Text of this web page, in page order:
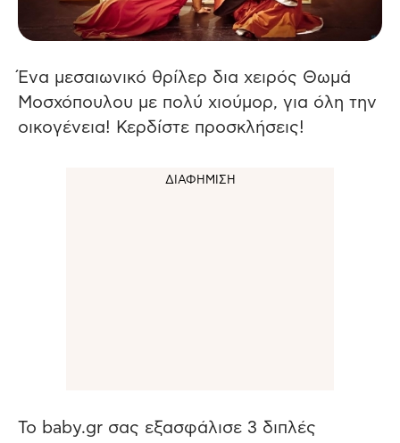
Ένα μεσαιωνικό θρίλερ δια χειρός Θωμά
Μοσχόπουλου με πολύ χιούμορ, για όλη την
οικογένεια! Κερδίστε προσκλήσεις!
Το baby.gr σας εξασφάλισε 3 διπλές